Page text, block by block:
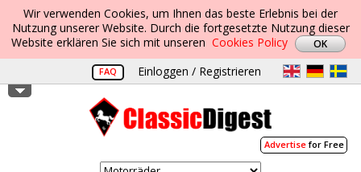
Wir verwenden Cookies, um Ihnen das beste Erlebnis bei der
Nutzung unserer Website. Durch die fortgesetzte Nutzung dieser
Website erklären Sie sich mit unseren Cookies Policy
FAQ Einloggen / Registrieren
Advertisefor Free